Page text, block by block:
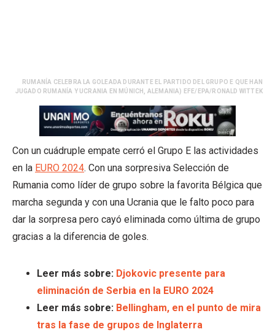
RUMANÍA CELEBRA LA GOLEADA DURANTE EL PARTIDO DEL GRUPO E QUE HAN
JUGADO RUMANÍA Y UCRANIA EN MÚNICH, ALEMANIA) EFE/EPA/RONALD WITTEK
Con un cuádruple empate cerró el Grupo E las actividades
en la EURO 2024. Con una sorpresiva Selección de
Rumania como líder de grupo sobre la favorita Bélgica que
marcha segunda y con una Ucrania que le falto poco para
dar la sorpresa pero cayó eliminada como última de grupo
gracias a la diferencia de goles.
Leer más sobre: Djokovic presente para
eliminación de Serbia en la EURO 2024
Leer más sobre: Bellingham, en el punto de mira
tras la fase de grupos de Inglaterra